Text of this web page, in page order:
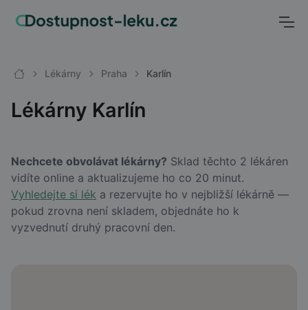
Lékárny Praha Karlín
Lékárny Karlín
Nechcete obvolávat lékárny? Sklad těchto 2 lékáren
vidíte online a aktualizujeme ho co 20 minut.
Vyhledejte si lék a rezervujte ho v nejbližší lékárně —
pokud zrovna není skladem, objednáte ho k
vyzvednutí druhý pracovní den.